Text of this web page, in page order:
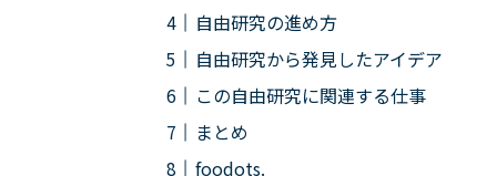
自由研究の進め方
自由研究から発見したアイデア
この自由研究に関連する仕事
まとめ
foodots.